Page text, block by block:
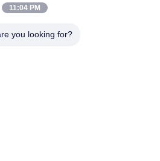
11:04 PM
you looking for?